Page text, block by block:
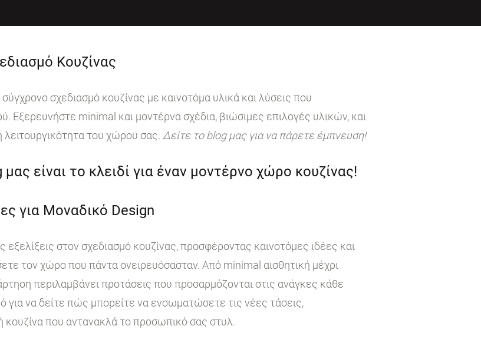
Κουζίνας
σχεδιασμό κουζίνας με καινοτόμα υλικά και λύσεις που
Εξερευνήστε minimal και μοντέρνα σχέδια, βιώσιμες επιλογές υλικών, και
λειτουργικότητα του χώρου σας. Δείτε το blog μας για να πάρετε έμπνευση!
είναι το κλειδί για έναν μοντέρνο χώρο κουζίνας!
για Μοναδικό Design
στον σχεδιασμό κουζίνας, προσφέροντας καινοτόμες ιδέες και
τον χώρο που πάντα ονειρευόσασταν. Από minimal αισθητική μέχρι
περιλαμβάνει προτάσεις που προσαρμόζονται στις ανάγκες κάθε
να δείτε πώς μπορείτε να ενσωματώσετε τις νέες τάσεις,
κουζίνα που αντανακλά το προσωπικό σας στυλ.